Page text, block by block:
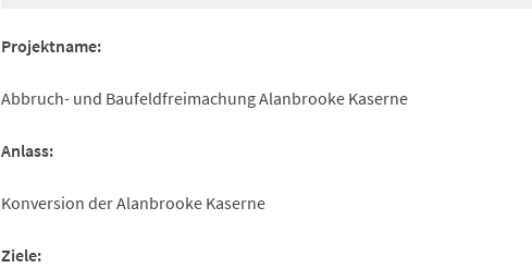
Projektname:
Abbruch- und Baufeldfreimachung Alanbrooke Kaserne
Anlass:
Konversion der Alanbrooke Kaserne
Ziele: